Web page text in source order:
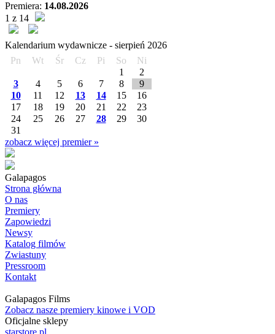
Premiera: 14.08.2026
1 z 14
Kalendarium wydawnicze - sierpień 2026
Pn
Wt Śr Cz Pi So
Ni
1
2
3
4 5 6 7 8
9
10
11 12 13 14 15
16
17
18 19 20 21 22
23
24
25 26 27 28 29
30
31
zobacz więcej premier »
Galapagos
Strona główna
O nas
Premiery
Zapowiedzi
Newsy
Katalog filmów
Zwiastuny
Pressroom
Kontakt
Galapagos Films
Zobacz nasze premiery kinowe i VOD
Oficjalne sklepy
starstore.pl